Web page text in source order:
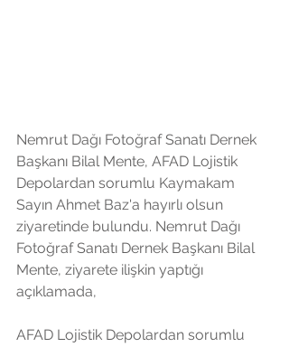
Nemrut Dağı Fotoğraf Sanatı Dernek
Başkanı Bilal Mente, AFAD Lojistik
Depolardan sorumlu Kaymakam
Sayın Ahmet Baz'a hayırlı olsun
ziyaretinde bulundu. Nemrut Dağı
Fotoğraf Sanatı Dernek Başkanı Bilal
Mente, ziyarete ilişkin yaptığı
açıklamada,
AFAD Lojistik Depolardan sorumlu